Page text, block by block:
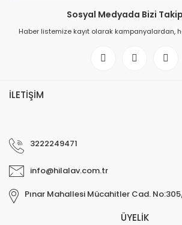
Sosyal Medyada Bizi
Haber listemize kayıt olarak kampanyalardan,
İLETİŞİM
3222249471
info@hilalav.com.tr
Pınar Mahallesi Mücahitler Cad.
ÜYELİK